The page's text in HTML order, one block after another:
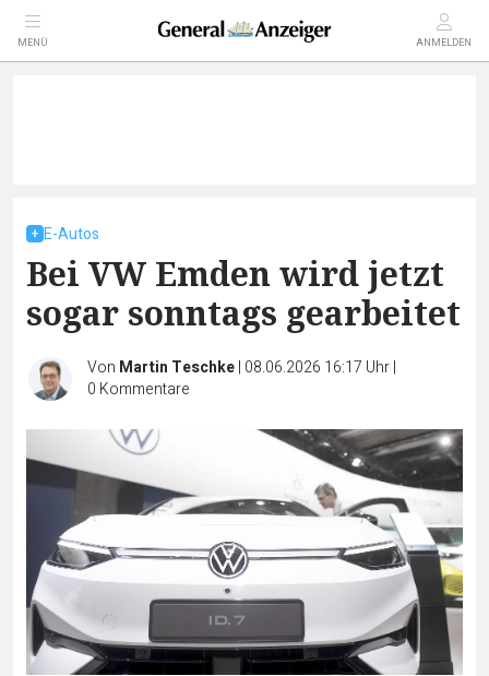
MENÜ ANMELDEN
E-Autos
Bei VW Emden wird jetzt
sogar sonntags gearbeitet
Von Martin Teschke| 08.06.2026 16:17 Uhr|
0 Kommentare